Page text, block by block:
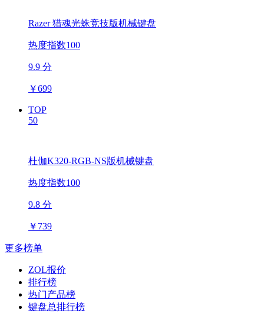
Razer 猎魂光蛛竞技版机械键盘
热度指数100
9.9 分
￥699
TOP
50
杜伽K320-RGB-NS版机械键盘
热度指数100
9.8 分
￥ 739
更多榜单
ZOL报价
排行榜
热门产品榜
键盘总排行榜